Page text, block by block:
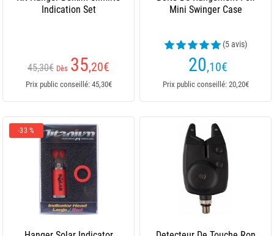
Indication Set
45,30€ Dès 35,20€
Prix public conseillé: 45,30€
Mini Swinger Case
(5 avis)
20,10€
Prix public conseillé: 20,20€
-33 %